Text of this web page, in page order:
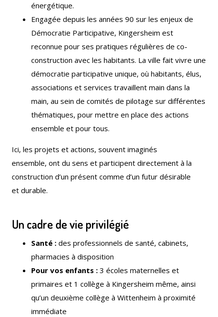
énergétique.
Engagée depuis les années 90 sur les enjeux de
Démocratie Participative, Kingersheim est
reconnue pour ses pratiques régulières de co-
construction avec les habitants. La ville fait vivre une
démocratie participative unique, où habitants, élus,
associations et services travaillent main dans la
main, au sein de comités de pilotage sur différentes
thématiques, pour mettre en place des actions
ensemble et pour tous.
Ici, les projets et actions, souvent imaginés
ensemble, ont du sens et participent directement à la
construction d’un présent comme d’un futur désirable
et durable.
Un cadre de vie privilégié
Santé : des professionnels de santé, cabinets,
pharmacies à disposition
Pour vos enfants : 3 écoles maternelles et
primaires et 1 collège à Kingersheim même, ainsi
qu’un deuxième collège à Wittenheim à proximité
immédiate